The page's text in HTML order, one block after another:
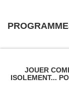
JOUER
ISOLEMENT...